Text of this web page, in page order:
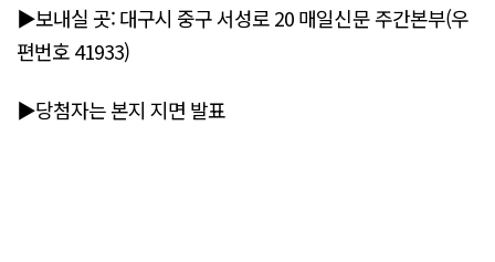
▶보내실 곳: 대구시 중구 서성로 20 매일신문 주간본부(우
편번호 41933)
▶당첨자는 본지 지면 발표